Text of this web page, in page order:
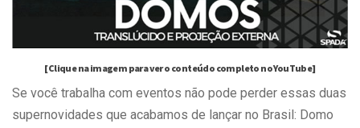
[Clique na imagem para ver o conteúdo completo no YouTube]
Se você trabalha com eventos não pode perder essas duas
supernovidades que acabamos de lançar no Brasil: Domo